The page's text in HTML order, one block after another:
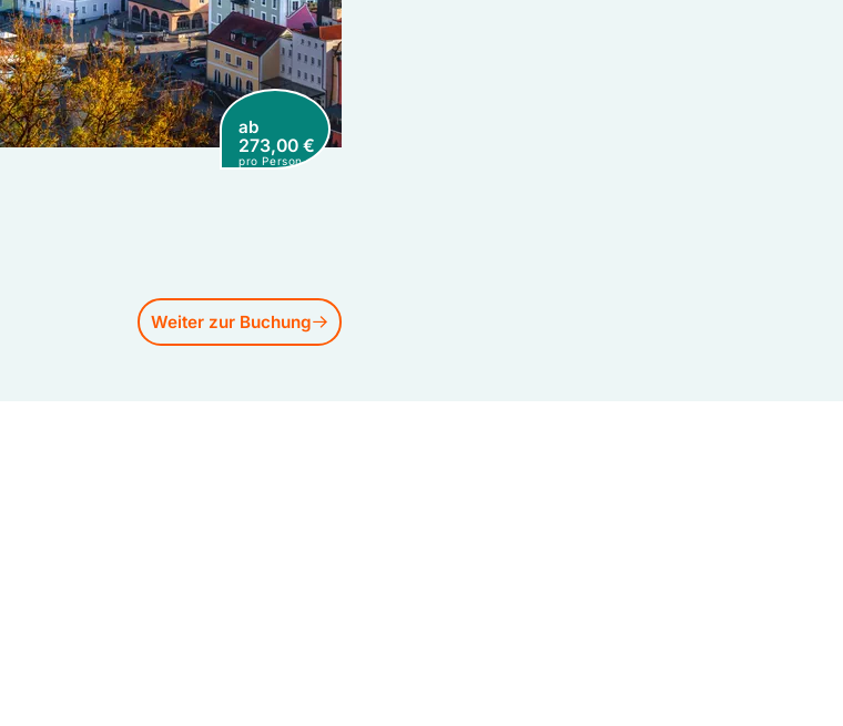
ab
273,00 €
pro Person
Weiter zur Buchung